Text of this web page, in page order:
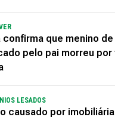
confirma que menino
pelo pai morreu por
LESADOS
causado por